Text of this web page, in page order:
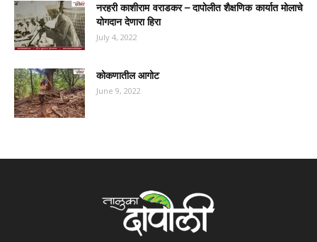
नरहरी काशीराम वराडकर – दापोलीत शैक्षणिक कार्यात मोलाचे
योगदान देणारा हिरा
July 4, 2022
कोकणातील आगोट
June 9, 2022